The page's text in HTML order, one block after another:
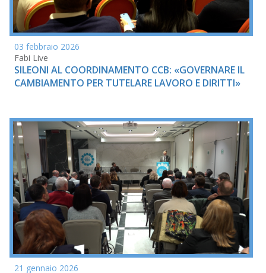
03 febbraio 2026
Fabi Live
SILEONI AL COORDINAMENTO CCB: «GOVERNARE IL
CAMBIAMENTO PER TUTELARE LAVORO E DIRITTI»
21 gennaio 2026